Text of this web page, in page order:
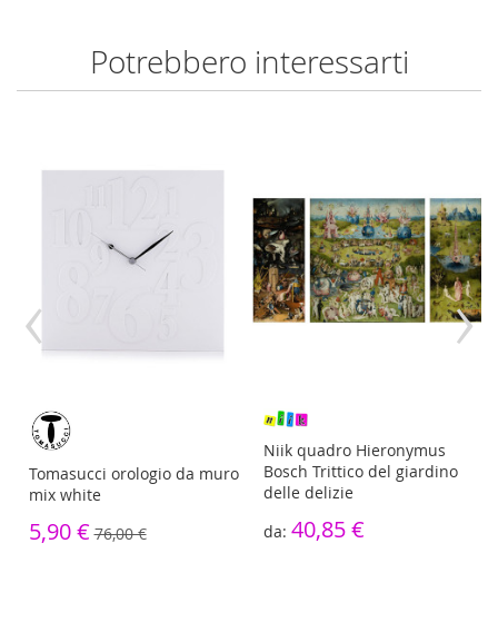
Potrebbero interessarti
Tomasucci orologio da muro
mix white
5,90 € 76,00 €
Niik quadro Hieronymus
Bosch Trittico del giardino
delle delizie
40,85 €
‹ ›